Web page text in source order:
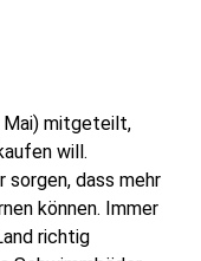
Mai) mitgeteilt,
will.
sorgen, dass mehr
können. Immer
richtig